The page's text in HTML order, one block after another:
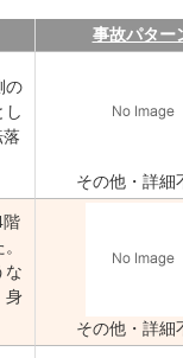
事故パター
の
し
その他・詳細
階
な
身
その他・詳細